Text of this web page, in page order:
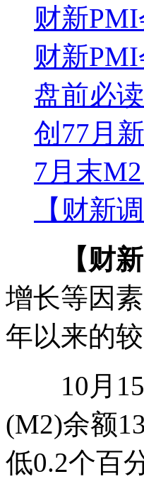
财新
财新
盘前必
创77月
7月末
【财新
【财
增长等因
年以来的
10月15
(M2)余额
低0.2个百